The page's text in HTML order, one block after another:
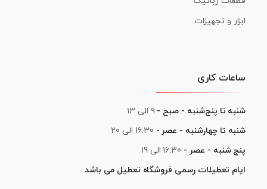
ابزار و تجهیزات
ساعات کاری
شنبه تا پنج‌شنبه - صبح - ۹ الی ۱۳
شنبه تا چهارشنبه - عصر - 16:30 الی 20
پنج شنبه - عصر - 16:30 الی 19
ایام تعطیلات رسمی فروشگاه تعطیل می باشد